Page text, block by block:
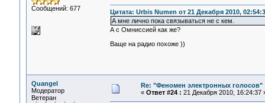
Сообщений: 677
Цитата: Urbis Numen от 21 Декабря 2010,
А мне лично пока связываться не с кем.
А с Омниссией как же?
Ваще на радио похоже ))
Quangel
Модератор
Ветеран
Re: "Феномен электронных голосов"
« Ответ #24 : 21 Декабря 2010, 16:24:37